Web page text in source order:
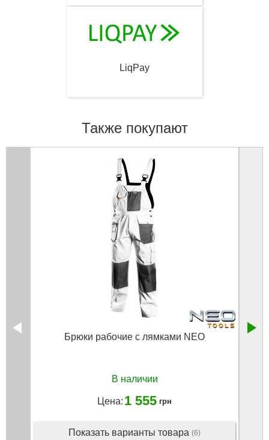
LiqPay
Также покупают
Брюки рабочие с лямками NEO
В наличии
Цена: 1 555 грн
Показать варианты товара (6)